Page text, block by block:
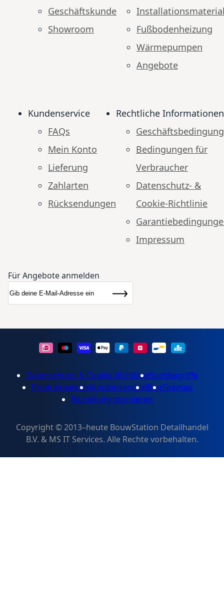
Geschäftskunde
Showroom
Fußbodenheizung
Wärmepumpen
Angebote
Kundenservice
FAQs
Mein Konto
Lieferung
Zahlarten
Rücksendungen
Rechtliche Informationen
Bedingungen für
Verbraucher
Datenschutz- &
Cookie-Richtlinie
Impressum
Für Angebote anmelden
Newsletter
Abonnieren
Datenschutz- & Cookie-RichtlinieSuchbegriffe
ProduktpaletteKundenserviceBlogSitemap
Bestellung stornieren
Copyright © 2013–heute BouwStation Detailhandel
B.V. & MS IT Services. Alle Rechte vorbehalten.